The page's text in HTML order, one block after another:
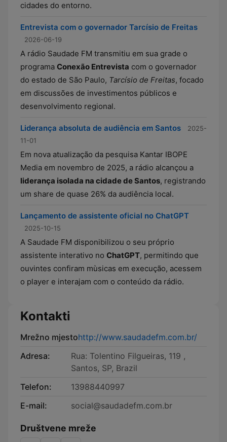
cidades do entorno.
Entrevista com o governador Tarcísio de Freitas
2026-06-19
A rádio Saudade FM transmitiu em sua grade o
programa Conexão Entrevista com o governador
do estado de São Paulo, Tarcísio de Freitas, focado
em discussões de investimentos públicos e
desenvolvimento regional.
Liderança absoluta de audiência em Santos
2025-
11-01
Em nova atualização da pesquisa Kantar IBOPE
Media em novembro de 2025, a rádio alcançou a
liderança isolada na cidade de Santos, registrando
um share de quase 26% da audiência local.
Lançamento de assistente oficial no ChatGPT
2025-10-15
A Saudade FM disponibilizou o seu próprio
assistente interativo no ChatGPT, permitindo que
ouvintes confiram mùsicas em execução, acessem
o player e interajam com o conteúdo da rádio.
Kontakti
Mrežno mjestohttp://www.saudadefm.com.br/
Adresa:
Rua: Tolentino Filgueiras, 119 ,
Santos, SP, Brazil
Telefon:
13988440997
E-mail:
social@saudadefm.com.br
Društvene mreže